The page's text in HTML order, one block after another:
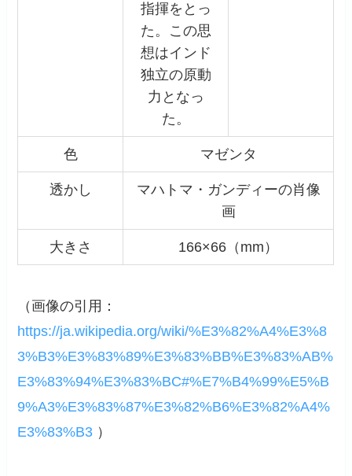
指揮をとっ
た。この思
想はインド
独立の原動
力となっ
た。
色 マゼンタ
透かし
マハトマ・ガンディーの肖像
画
大きさ 166×66（mm）
（画像の引用：
https://ja.wikipedia.org/wiki/%E3%82%A4%E3%8
3%B3%E3%83%89%E3%83%BB%E3%83%AB%
E3%83%94%E3%83%BC#%E7%B4%99%E5%B
9%A3%E3%83%87%E3%82%B6%E3%82%A4%
E3%83%B3 ）